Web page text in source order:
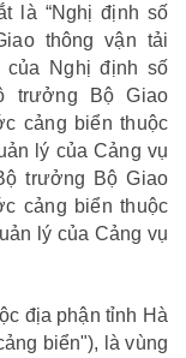
là “Nghị định số
thông vận tải
Nghị định số
trưởng Bộ Giao
cảng biển thuộc
lý của Cảng vụ
trưởng Bộ Giao
cảng biển thuộc
lý của Cảng vụ
địa phận tỉnh Hà
biển"), là vùng